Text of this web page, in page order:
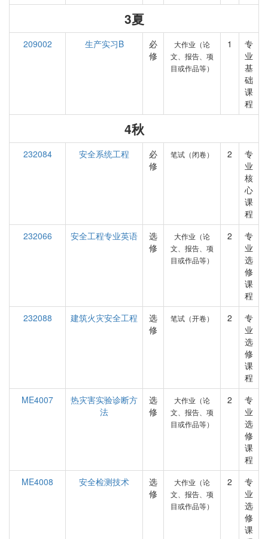
3夏
209002 生产实习B
必
修
大作业（论
文、报告、项
目或作品等）
1
专
业
基
础
课
程
4秋
232084 安全系统工程
必
修
笔试（闭卷） 2
专
业
核
心
课
程
232066
安全工程专业英语
选
修
大作业（论
文、报告、项
目或作品等）
2
专
业
选
修
课
程
232088
建筑火灾安全工程
选
修
笔试（开卷） 2
专
业
选
修
课
程
ME4007
热灾害实验诊断方
法
选
修
大作业（论
文、报告、项
目或作品等）
2
专
业
选
修
课
程
ME4008
安全检测技术
选
修
大作业（论
文、报告、项
目或作品等）
2
专
业
选
修
课